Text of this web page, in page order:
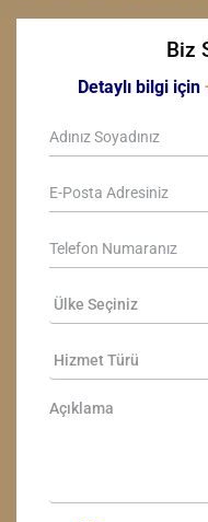
Biz
Detaylı bilgi için